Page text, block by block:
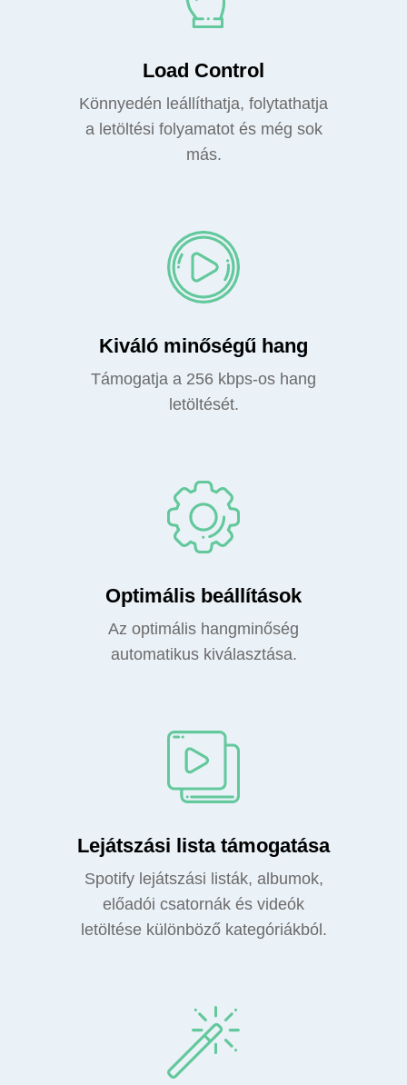
Load Control
Könnyedén leállíthatja, folytathatja
a letöltési folyamatot és még sok
más.
Kiváló minőségű hang
Támogatja a 256 kbps-os hang
letöltését.
Optimális beállítások
Az optimális hangminőség
automatikus kiválasztása.
Lejátszási lista támogatása
Spotify lejátszási listák, albumok,
előadói csatornák és videók
letöltése különböző kategóriákból.